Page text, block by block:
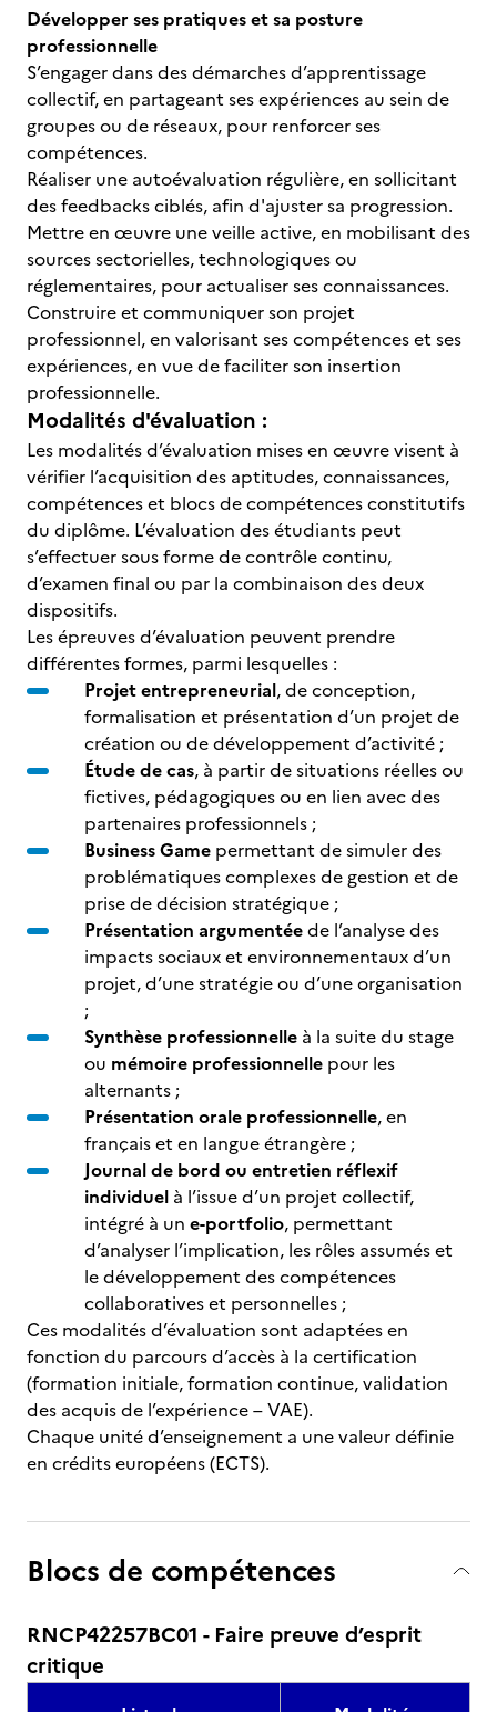
Développer ses pratiques et sa posture
professionnelle
S’engager dans des démarches d’apprentissage
collectif, en partageant ses expériences au sein de
groupes ou de réseaux, pour renforcer ses
compétences.
Réaliser une autoévaluation régulière, en sollicitant
des feedbacks ciblés, afin d'ajuster sa progression.
Mettre en œuvre une veille active, en mobilisant des
sources sectorielles, technologiques ou
réglementaires, pour actualiser ses connaissances.
Construire et communiquer son projet
professionnel, en valorisant ses compétences et ses
expériences, en vue de faciliter son insertion
professionnelle.
Modalités d'évaluation :
Les modalités d’évaluation mises en œuvre visent à
vérifier l’acquisition des aptitudes, connaissances,
compétences et blocs de compétences constitutifs
du diplôme. L’évaluation des étudiants peut
s’effectuer sous forme de contrôle continu,
d’examen final ou par la combinaison des deux
dispositifs.
Les épreuves d’évaluation peuvent prendre
différentes formes, parmi lesquelles :
Projet entrepreneurial, de conception,
formalisation et présentation d’un projet de
création ou de développement d’activité ;
Étude de cas, à partir de situations réelles ou
fictives, pédagogiques ou en lien avec des
partenaires professionnels ;
Business Game permettant de simuler des
problématiques complexes de gestion et de
prise de décision stratégique ;
Présentation argumentéede l’analyse des
impacts sociaux et environnementaux d’un
projet, d’une stratégie ou d’une organisation
;
Synthèse professionnelle à la suite du stage
ou mémoire professionnelle pour les
alternants ;
Présentation orale professionnelle, en
français et en langue étrangère ;
Journal de bord ou entretien réflexif
individuel à l’issue d’un projet collectif,
intégré à un e-portfolio, permettant
d’analyser l’implication, les rôles assumés et
le développement des compétences
collaboratives et personnelles ;
Ces modalités d’évaluation sont adaptées en
fonction du parcours d’accès à la certification
(formation initiale, formation continue, validation
des acquis de l’expérience – VAE).
Chaque unité d’enseignement a une valeur définie
en crédits européens (ECTS).
Blocs de compétences
RNCP42257BC01 - Faire preuve d’esprit
critique